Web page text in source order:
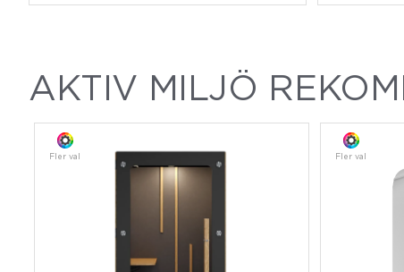
AKTIV MILJÖ
Fler val Fler val